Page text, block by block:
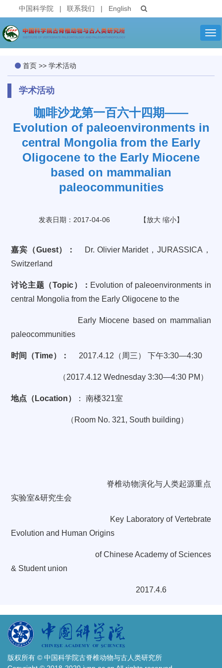
中国科学院 | 联系我们 | English
首页 >> 学术活动
学术活动
咖啡沙龙第一百六十四期——
Evolution of paleoenvironments in
central Mongolia from the Early
Oligocene to the Early Miocene
based on mammalian
paleocommunities
发表日期：2017-04-06 【放大 缩小】
嘉宾（Guest）： Dr. Olivier Maridet， JURASSICA ，
Switzerland
讨论主题（Topic）： Evolution of paleoenvironments in
central Mongolia from the Early Oligocene to the
Early Miocene based on mammalian
paleocommunities
时间（Time）： 2017.4.12 （周三） 下午3:30—4:30
（2017.4.12 Wednesday 3:30—4:30 PM ）
地点（ Location） ： 南楼321室
（ Room No. 321, South building）
脊椎动物演化与人类起源重点
实验室&研究生会
Key Laboratory of Vertebrate
Evolution and Human Origins
ofChinese Academy of Sciences
& Student union
2017.4.6
版权所有 © 中国科学院古脊椎动物与古人类研究所